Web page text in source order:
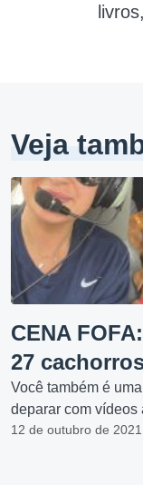
Veja
CENA
27
Você também é
deparar com vídeos
12 de outubro de